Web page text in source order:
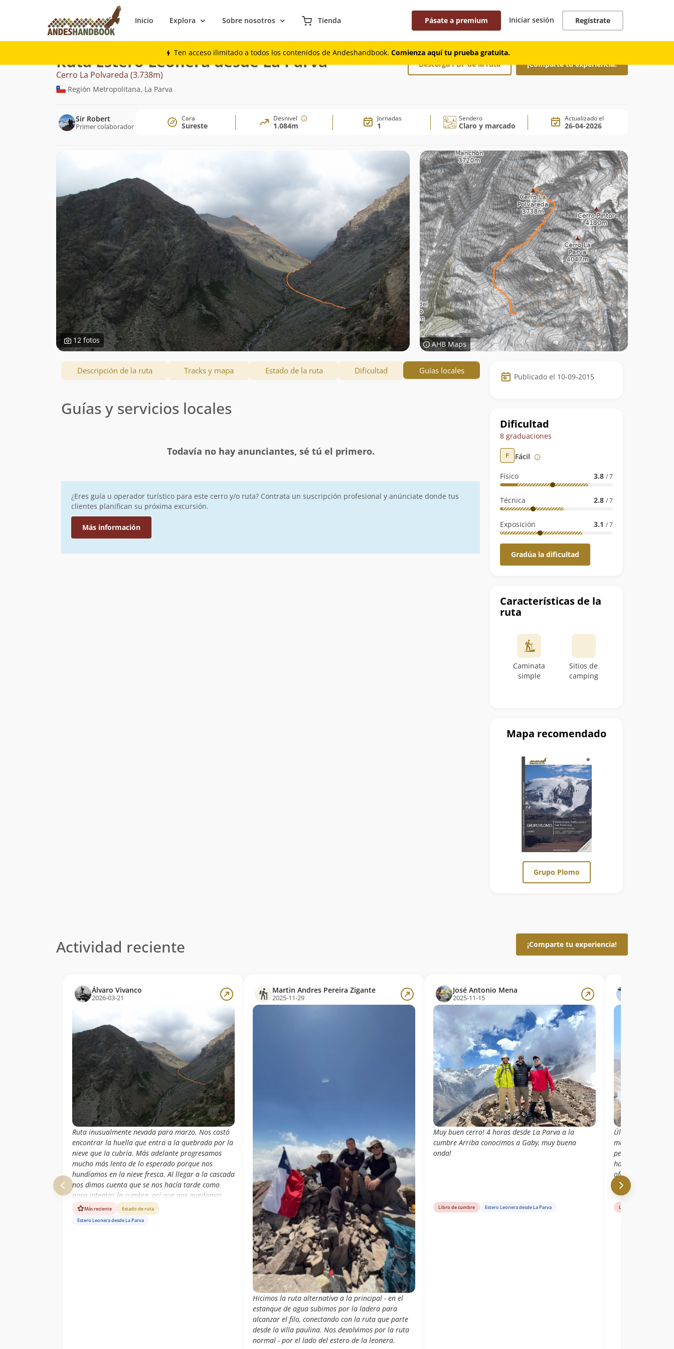
Inicio Explora Sobre nosotros Tienda Pásate a premium Iniciar sesión Regístrate
Ten acceso ilimitado a todos los contenidos de Andeshandbook. Comienza aquí tu prueba gratuita.
Montaña
Ruta Estero Leonera desde La Parva
Cerro La Polvareda (3.738m)
Región Metropolitana, La Parva
Descarga PDF de la ruta ¡Comparte tu experiencia!
Sir Robert
Primer colaborador
Cara
Sureste
Desnivel
1.084m
Jornadas
1
Sendero
Claro y marcado
Actualizado el
26-04-2026
12 fotos AHB Maps
Datos
de
ruta
Publicado el 10-09-2015
Dificultad
8 graduaciones
Fácil
Físico 3.8 / 7
Técnica 2.8 / 7
Exposición 3.1 / 7
Gradúa la dificultad
Características de la
ruta
Caminata
simple
Sitios de
camping
Mapa recomendado
Grupo Plomo
Descripción de la ruta Tracks y mapa Estado de la ruta Dificultad Guías locales
Guías y servicios locales
Todavía no hay anunciantes, sé tú el primero.
¿Eres guía u operador turístico para este cerro y/o ruta? Contrata un suscripción profesional y anúnciate donde tus
clientes planifican su próxima excursión.
Más información
Actividad reciente ¡Comparte tu experiencia!
Álvaro Vivanco
2026-03-21
Ruta inusualmente nevada para marzo. Nos costó
encontrar la huella que entra a la quebrada por la
nieve que la cubría. Más adelante progresamos
mucho más lento de lo esperado porque nos
hundíamos en la nieve fresca. Al llegar a la cascada
nos dimos cuenta que se nos hacía tarde como
para intentar la cumbre, así que nos quedamos
ahí.Más reciente
Estado de ruta
Estero Leonera desde La Parva
Martin Andres Pereira Zigante
2025-11-29
Hicimos la ruta alternativa a la principal - en el
estanque de agua subimos por la ladera para
alcanzar el filo, conectando con la ruta que parte
desde la villa paulina. Nos devolvimos por la ruta
normal - por el lado del estero de la leonera.
José Antonio Mena
2025-11-15
Muy buen cerro! 4 horas desde La Parva a la
cumbre Arriba conocimos a Gaby, muy buena
onda!
Libro de cumbre Estero Leonera desde La Parva
Últimos tres
mala calidad. Me
pensaba de
hasta la cintura,
ofrece el cerro y
Libro de cumbre